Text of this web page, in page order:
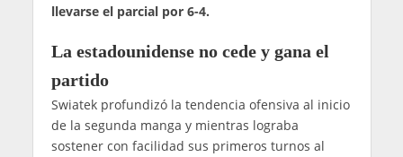
llevarse el parcial por 6-4.
La estadounidense no cede y gana el
partido
Swiatek profundizó la tendencia ofensiva al inicio
de la segunda manga y mientras lograba
sostener con facilidad sus primeros turnos al